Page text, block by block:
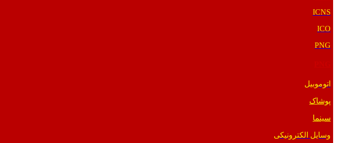
ICNS
ICO
PNG
اتوموبیل
پوشاک
سینما
وسایل الکترونیکی